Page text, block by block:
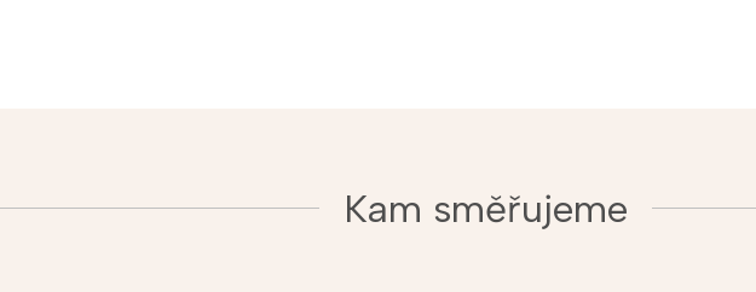
Kam směřujeme